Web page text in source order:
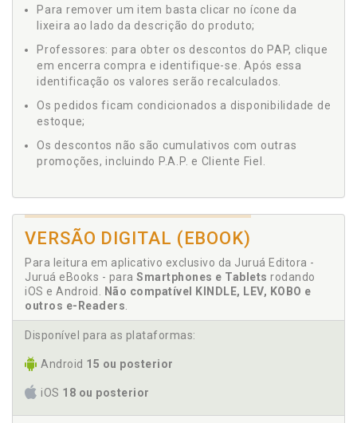
Para remover um item basta clicar no ícone da
lixeira ao lado da descrição do produto;
Professores: para obter os descontos do PAP, clique
em encerra compra e identifique-se. Após essa
identificação os valores serão recalculados.
Os pedidos ficam condicionados a disponibilidade de
estoque;
Os descontos não são cumulativos com outras
promoções, incluindo P.A.P. e Cliente Fiel.
VERSÃO DIGITAL (EBOOK)
Para leitura em aplicativo exclusivo da Juruá Editora -
Juruá eBooks - para Smartphones e Tablets rodando
iOS e Android.
Não compatível KINDLE, LEV, KOBO e
outros e-Readers
Disponível para as plataformas:
Android 15 ou posterior
iOS 18 ou posterior